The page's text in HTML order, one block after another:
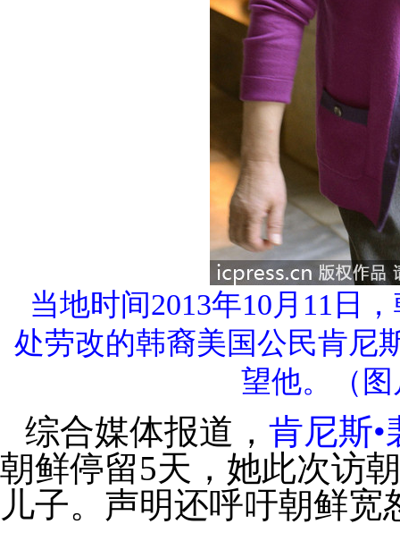
当地时间2013年10月11日
处劳改的韩裔美国公民肯尼
望他。（
综合媒体报道， 肯尼斯•
朝鲜停留5天，她此次访
儿子。声明还呼吁朝鲜宽